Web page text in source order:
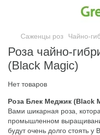
Саженцы роз Чайно-
Роза чайно-
(Black Magic)
Нет товаров
Роза Блек Меджик (Black
Вами шикарная роза,
промышленном
будут очень долго стоять